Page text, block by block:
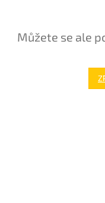
Můžete se ale